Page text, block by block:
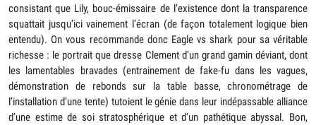
consistant que Lily, bouc-émissaire de l’existence dont la transparence
squattait jusqu’ici vainement l’écran (de façon totalement logique bien
entendu). On vous recommande donc Eagle vs shark pour sa véritable
richesse : le portrait que dresse Clement d’un grand gamin déviant, dont
les lamentables bravades (entrainement de fake-fu dans les vagues,
démonstration de rebonds sur la table basse, chronométrage de
l’installation d’une tente) tutoient le génie dans leur indépassable alliance
d’une estime de soi stratosphérique et d’un pathétique abyssal. Bon,